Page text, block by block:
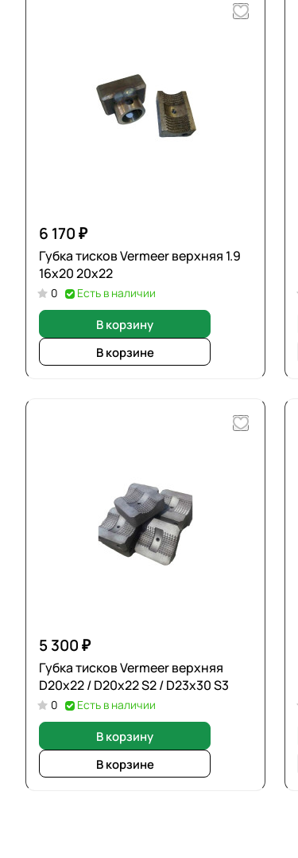
6 170 ₽
Губка тисков Vermeer верхняя 1.9
16х20 20х22
0 Есть в наличии
В корзину
В корзине
5 300 ₽
Губка тисков Vermeer верхняя
D20х22 / D20х22 S2 / D23х30 S3
0 Есть в наличии
В корзину
В корзине